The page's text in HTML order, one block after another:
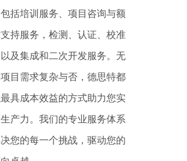
括培训服务、项目咨询与额
持服务，检测、认证、校准
及集成和二次开发服务。无
目需求复杂与否，德思特都
具成本效益的方式助力您实
产力。我们的专业服务体系
您的每一个挑战，驱动您的